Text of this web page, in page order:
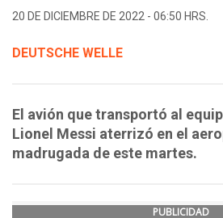
20 DE DICIEMBRE DE 2022 - 06:50 HRS.
DEUTSCHE WELLE
El avión que transportó al
Lionel Messi aterrizó en el
madrugada de este martes.
PUBLICIDAD